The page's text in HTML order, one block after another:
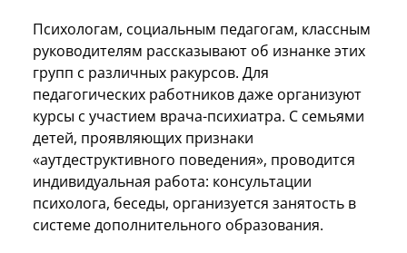
Психологам, социальным педагогам, классным
руководителям рассказывают об изнанке этих
групп с различных ракурсов. Для
педагогических работников даже организуют
курсы с участием врача-психиатра. С семьями
детей, проявляющих признаки
«аутдеструктивного поведения», проводится
индивидуальная работа: консультации
психолога, беседы, организуется занятость в
системе дополнительного образования.